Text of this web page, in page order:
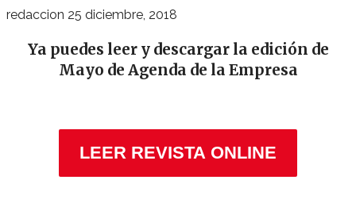
redaccion 25 diciembre, 2018
Ya puedes leer y descargar la edición de
Mayo de Agenda de la Empresa
LEER REVISTA ONLINE